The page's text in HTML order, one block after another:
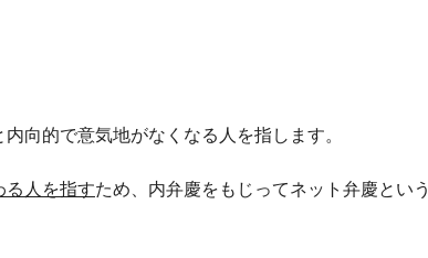
向的で意気地がなくなる人を指します。
る人を指すため、内弁慶をもじってネット弁慶という